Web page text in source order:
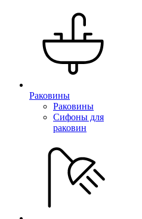
Раковины
Раковины
Сифоны для
раковин